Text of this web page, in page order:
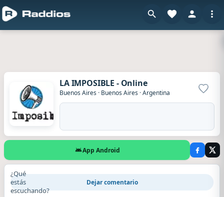
LA IMPOSIBLE - Online
Buenos Aires · Buenos Aires ·Argentina
App Android
¿Qué
estás
escuchando?
Dejar comentario